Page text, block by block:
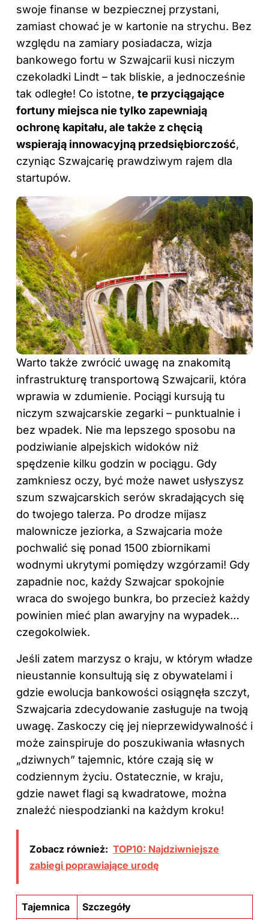
swoje finanse w bezpiecznej przystani,
zamiast chować je w kartonie na strychu. Bez
względu na zamiary posiadacza, wizja
bankowego fortu w Szwajcarii kusi niczym
czekoladki Lindt – tak bliskie, a jednocześnie
tak odległe! Co istotne, te przyciągające
fortuny miejsca nie tylko zapewniają
ochronę kapitału, ale także z chęcią
wspierają innowacyjną przedsiębiorczość,
czyniąc Szwajcarię prawdziwym rajem dla
startupów.
Warto także zwrócić uwagę na znakomitą
infrastrukturę transportową Szwajcarii, która
wprawia w zdumienie. Pociągi kursują tu
niczym szwajcarskie zegarki – punktualnie i
bez wpadek. Nie ma lepszego sposobu na
podziwianie alpejskich widoków niż
spędzenie kilku godzin w pociągu. Gdy
zamkniesz oczy, być może nawet usłyszysz
szum szwajcarskich serów skradających się
do twojego talerza. Po drodze mijasz
malownicze jeziorka, a Szwajcaria może
pochwalić się ponad 1500 zbiornikami
wodnymi ukrytymi pomiędzy wzgórzami! Gdy
zapadnie noc, każdy Szwajcar spokojnie
wraca do swojego bunkra, bo przecież każdy
powinien mieć plan awaryjny na wypadek…
czegokolwiek.
Jeśli zatem marzysz o kraju, w którym władze
nieustannie konsultują się z obywatelami i
gdzie ewolucja bankowości osiągnęła szczyt,
Szwajcaria zdecydowanie zasługuje na twoją
uwagę. Zaskoczy cię jej nieprzewidywalność i
może zainspiruje do poszukiwania własnych
„dziwnych” tajemnic, które czają się w
codziennym życiu. Ostatecznie, w kraju,
gdzie nawet flagi są kwadratowe, można
znaleźć niespodzianki na każdym kroku!
Zobacz również: TOP10: Najdziwniejsze
zabiegi poprawiające urodę
Tajemnica Szczegóły